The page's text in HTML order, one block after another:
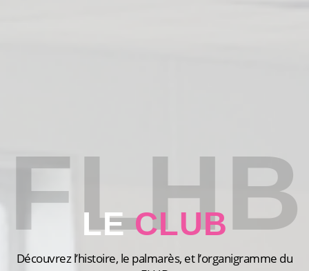
FLHB
LE CLUB
Découvrez l’histoire, le palmarès, et l’organigramme du